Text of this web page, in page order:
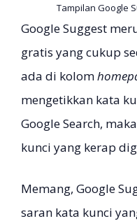
Tampilan Google
Google Suggest
gratis yang cukup
ada di kolom
mengetikkan kata
Google Search,
kunci yang kerap
Memang, Google
saran kata kunci